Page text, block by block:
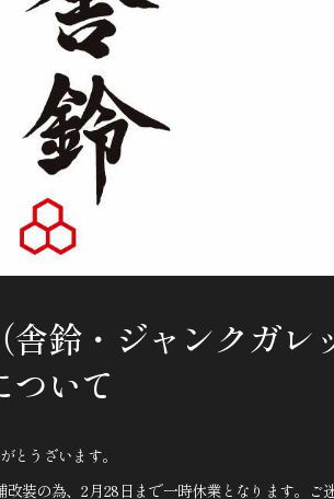
鈴・ジャンクガレ
いて
とうざいます。
装の為、2月28日まで一時休業となります。ご